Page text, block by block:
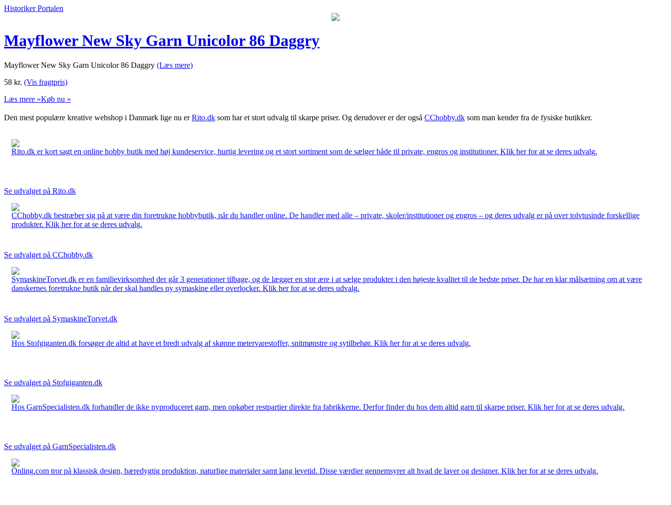
Historiker Portalen
Mayflower New Sky Garn Unicolor 86 Daggry
Mayflower New Sky Garn Unicolor 86 Daggry (Læs mere)
58 kr. (Vis fragtpris)
Læs mere »Køb nu »
Den mest populære kreative webshop i Danmark lige nu erRito.dk som har et stort udvalg til skarpe priser. Og derudover er der også CChobby.dk som man kender fra de fysiske butikker.
Rito.dk er kort sagt en online hobby butik med høj kundeservice, hurtig levering og et stort sortiment som de sælger både til private, engros og institutioner. Klik her for at se deres udvalg.
Se udvalget på Rito.dk
CChobby.dk bestræber sig på at være din foretrukne hobbybutik, når du handler online. De handler med alle – private, skoler/institutioner og engros – og deres udvalg er på over tolvtusinde forskellige
produkter. Klik her for at se deres udvalg.
Se udvalget på CChobby.dk
SymaskineTorvet.dk er en familievirksomhed der går 3 generationer tilbage, og de lægger en stor ære i at sælge produkter i den højeste kvalitet til de bedste priser. De har en klar målsætning om at være
danskernes foretrukne butik når der skal handles ny symaskine eller overlocker. Klik her for at se deres udvalg.
Se udvalget på SymaskineTorvet.dk
Hos Stofgiganten.dk forsøger de altid at have et bredt udvalg af skønne metervarestoffer, snitmønstre og sytilbehør. Klik her for at se deres udvalg.
Se udvalget på Stofgiganten.dk
Hos GarnSpecialisten.dk forhandler de ikke nyproduceret garn, men opkøber restpartier direkte fra fabrikkerne. Derfor finder du hos dem altid garn til skarpe priser. Klik her for at se deres udvalg.
Se udvalget på GarnSpecialisten.dk
Önling.com tror på klassisk design, bæredygtig produktion, naturlige materialer samt lang levetid. Disse værdier gennemsyrer alt hvad de laver og designer. Klik her for at se deres udvalg.